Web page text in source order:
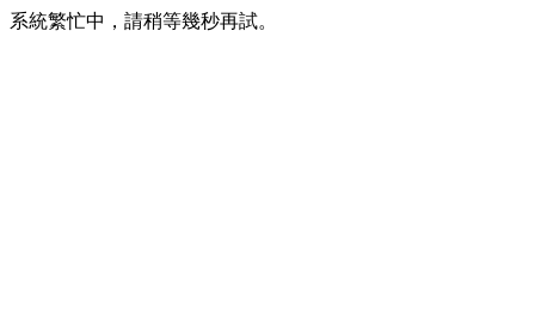
系統繁忙中，請稍等幾秒再試。